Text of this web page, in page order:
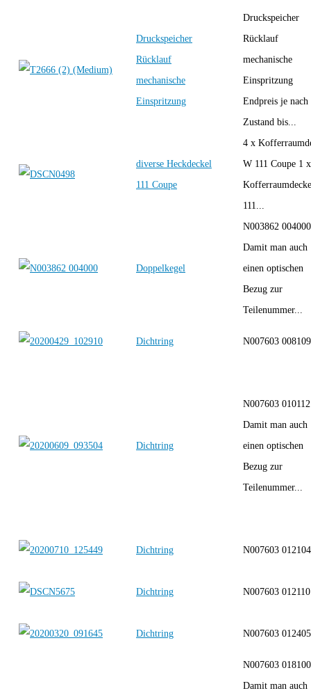
Druckspeicher
Rücklauf
mechanische
Einspritzung
Druckspeicher
Rücklauf
mechanische
Einspritzung
Endpreis je nach
Zustand bis...
diverse Heckdeckel
111 Coupe
4 x
W 111 Coupe 1 x
111...
Doppelkegel
N003862 004000
Damit man auch
einen optischen
Bezug zur
Teilenummer...
Dichtring N007603 008109
Dichtring
N007603 010112
Damit man auch
einen optischen
Bezug zur
Teilenummer...
Dichtring N007603 012104
Dichtring N007603 012110
Dichtring N007603 012405
N007603 018100
Damit man auch